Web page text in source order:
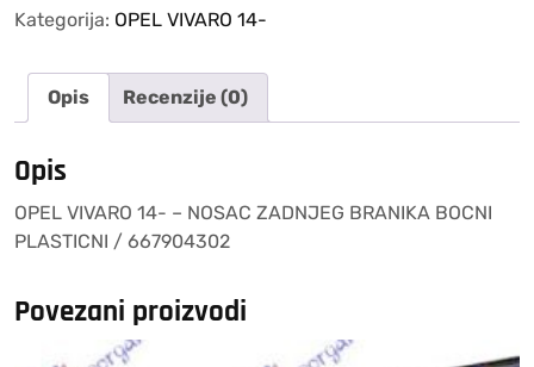
–
ZADNJEG
BRANIKA
BOCNI
PLASTICNI
/
667904302
količina
Kategorija: OPEL VIVARO 14-
Opis Recenzije (0)
Opis
OPEL VIVARO 14- – NOSAC ZADNJEG BRANIKA BOCNI
PLASTICNI / 667904302
Povezani proizvodi